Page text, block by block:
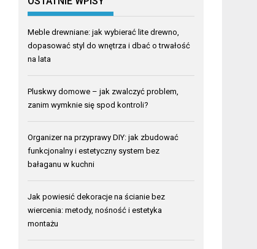
Meble drewniane: jak wybierać lite drewno,
dopasować styl do wnętrza i dbać o trwałość
na lata
Pluskwy domowe – jak zwalczyć problem,
zanim wymknie się spod kontroli?
Organizer na przyprawy DIY: jak zbudować
funkcjonalny i estetyczny system bez
bałaganu w kuchni
Jak powiesić dekoracje na ścianie bez
wiercenia: metody, nośność i estetyka
montażu